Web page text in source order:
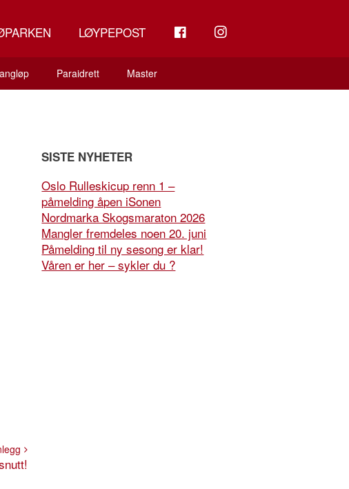
LØYPEPOST INSTAGRAM
Paraidrett Master
SISTE NYHETER
Oslo Rulleskicup renn 1 –
påmelding åpen iSonen
Nordmarka Skogsmaraton 2026
Mangler fremdeles noen 20. juni
Påmelding til ny sesong er klar!
Våren er her – sykler du ?